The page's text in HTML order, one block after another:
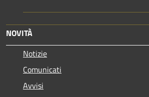
NOVITÀ
Notizie
Comunicati
Avvisi